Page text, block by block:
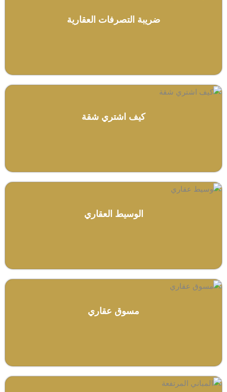
ضريبة التصرفات العقارية
كيف اشتري شقة
الوسيط العقاري
مسوق عقاري